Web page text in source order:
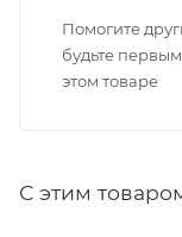
Помогите
будьте
этом товаре
С этим